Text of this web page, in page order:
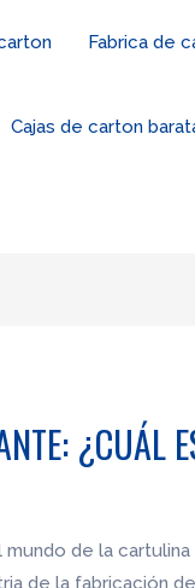
Fabrica de
Cajas de carton
¿CUÁL
de la
de la fabricación